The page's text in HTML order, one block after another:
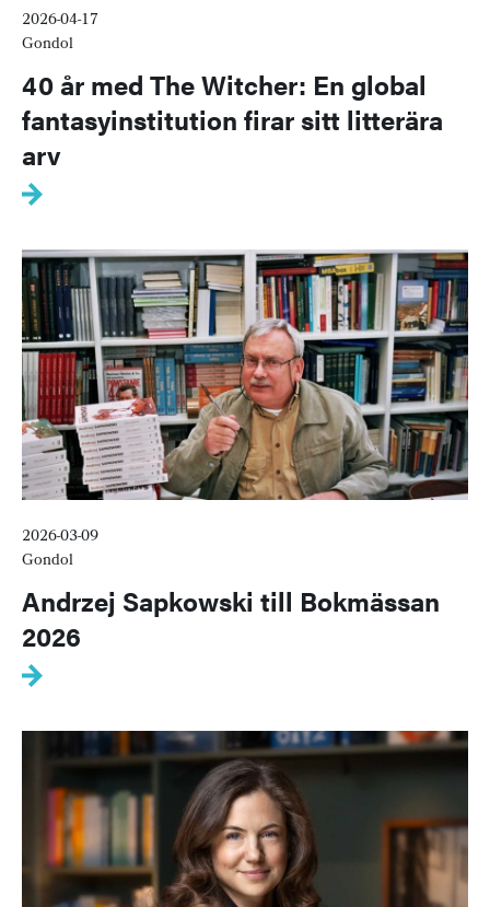
2026-04-17
Gondol
40 år med The Witcher: En global
fantasyinstitution firar sitt litterära
arv
2026-03-09
Gondol
Andrzej Sapkowski till Bokmässan
2026